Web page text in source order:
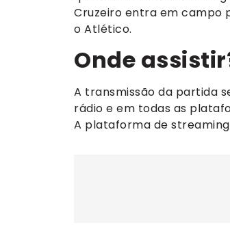
Cruzeiro entra em campo
o Atlético.
Onde
A transmissão da partida
rádio e em todas as
A plataforma de